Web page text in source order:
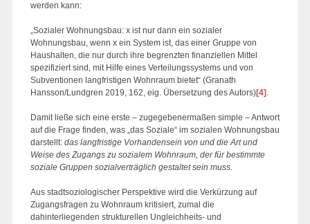
werden kann:
„Sozialer Wohnungsbau: x ist nur dann ein sozialer
Wohnungsbau, wenn x ein System ist, das einer Gruppe von
Haushalten, die nur durch ihre begrenzten finanziellen Mittel
spezifiziert sind, mit Hilfe eines Verteilungssystems und von
Subventionen langfristigen Wohnraum bietet“ (Granath
Hansson/Lundgren 2019, 162, eig. Übersetzung des Autors)[4] .
Damit ließe sich eine erste – zugegebenermaßen simple – Antwort
auf die Frage finden, was „das Soziale“ im sozialen Wohnungsbau
darstellt: das langfristige Vorhandensein von und die Art und
Weise des Zugangs zu sozialem Wohnraum, der für bestimmte
soziale Gruppen sozialverträglich gestaltet sein muss.
Aus stadtsoziologischer Perspektive wird die Verkürzung auf
Zugangsfragen zu Wohnraum kritisiert, zumal die
dahinterliegenden strukturellen Ungleichheits- und